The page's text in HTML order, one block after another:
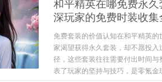
和平精英在哪免费永
深玩家的免费时装收集
免费套装的价值认知在和平精英
家渴望获得永久套装，却不愿投
径，这些套装往往需要付出时间
表了玩家的坚持与技巧，是零氪